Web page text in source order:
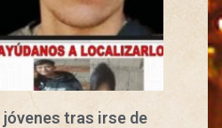
jóvenes tras irse de